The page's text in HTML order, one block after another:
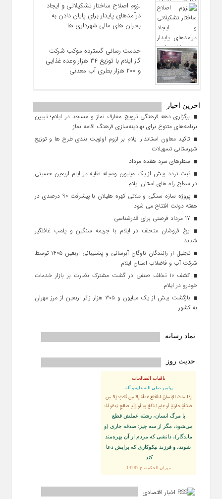
لزوم اصلاح ساختار تشکیلاتی و ایجاد
درآمدهای پایدار برای پایان دادن به
بحران‌ های مالی شهرداری‌ ها
خدمت رسانی گسترده موکب شرکت
گاز ایلام با توزیع ۳۴ هزار وعده غذایی
و ۲۰۰ هزار بطری آب معدنی
آخرین اخبار
برگزاری دهه فرهنگی ترویج معارف نماز و مسجد در ایلام؛ تبیین
برنامه‌های متنوع برای نهادینه‌سازی فرهنگ اقامه نماز
تاکید معاون استاندار ایلام بر لزوم اولویت‌ بندی طرح‌ ها و توزیع
شهرستانی تسهیلات
سطرهای سرد هفده مرداد
ثبت تردد بیش از یک میلیون وسیله نقلیه در ایام اربعین حسینی
در سطح راه‌ های استان ایلام
پروژه سازه سنگی و ملاتی کهره هلیلان با پیشرفت ۹۰ درصدی در
هفته دولت افتتاح می شود
یخ‌ فروشان متخلف در ایلام با جریمه سنگین و پلمب غافلگیر
شدند
تجلیل از رانندگان ناوگان آبرسانی و پشتیبانی اربعین ۱۴۰۵ توسط
شرکت آب و فاضلاب استان ایلام
کشف ۱۰ تخلف صنفی در گشت مشترک نظارت بر بازار خدمات
خودرو در ایلام
بازگشت بیش از یک میلیون و ۳۰۵ هزار زائر اربعین از مرز مهران
به کشور
نماد رسانه
حدیث روز
باقیات الصالحات
پيامبر صلى‏ الله‏ عليه ‏و‏ آله:
إذا ماتَ الإنسانُ انقَطَعَ عَمَلُهُ إلاّ مِن ثَلاثٍ: إلاّ مِن
صَدَقَةٍ جاريَةٍ أو عِلمٍ يُنتَفَعُ بِهِ أو وَلَدٍ صالِحٍ يَدعُو لَهُ؛
با مرگ انسان، رشته عملش قطع
مى‌شود، مگر از سه چيز: صدقه جارى (و
ماندگار)، دانشى كه مردم از آن بهره‏‌مند
شوند، و فرزند نيكوكارى كه برايش دعا
كند.
ميزان الحكمه، ح 14287
اخبار اقتصادی